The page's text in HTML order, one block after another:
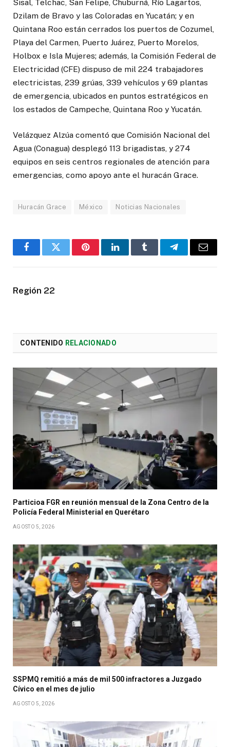
Sisal, Telchac, San Felipe, Chuburná, Río Lagartos,
Dzilam de Bravo y las Coloradas en Yucatán; y en
Quintana Roo están cerrados los puertos de Cozumel,
Playa del Carmen, Puerto Juárez, Puerto Morelos,
Holbox e Isla Mujeres; además, la Comisión Federal de
Electricidad (CFE) dispuso de mil 224 trabajadores
electricistas, 239 grúas, 339 vehículos y 69 plantas
de emergencia, ubicados en puntos estratégicos en
los estados de Campeche, Quintana Roo y Yucatán.
Velázquez Alzúa comentó que Comisión Nacional del
Agua (Conagua) desplegó 113 brigadistas, y 274
equipos en seis centros regionales de atención para
emergencias, como apoyo ante el huracán Grace.
Huracán Grace México Noticias Nacionales
FacebookTwitter PinterestLinkedInTumblr TelegramEmail
Región 22
CONTENIDO RELACIONADO
Particioa FGR en reunión mensual de la Zona Centro de la
Policía Federal Ministerial en Querétaro
AGOSTO 5, 2026
SSPMQ remitió a más de mil 500 infractores a Juzgado
Cívico en el mes de julio
AGOSTO 5, 2026